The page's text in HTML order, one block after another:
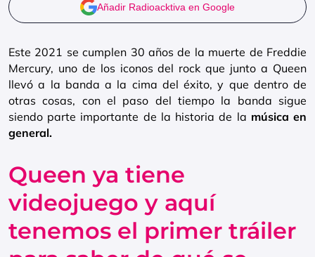
Añadir Radioacktiva en Google
Este 2021 se cumplen 30 años de la muerte de Freddie
Mercury, uno de los iconos del rock que junto a Queen
llevó a la banda a la cima del éxito, y que dentro de
otras cosas, con el paso del tiempo la banda sigue
siendo parte importante de la historia de la música en
general.
Queen ya tiene
videojuego y aquí
tenemos el primer tráiler